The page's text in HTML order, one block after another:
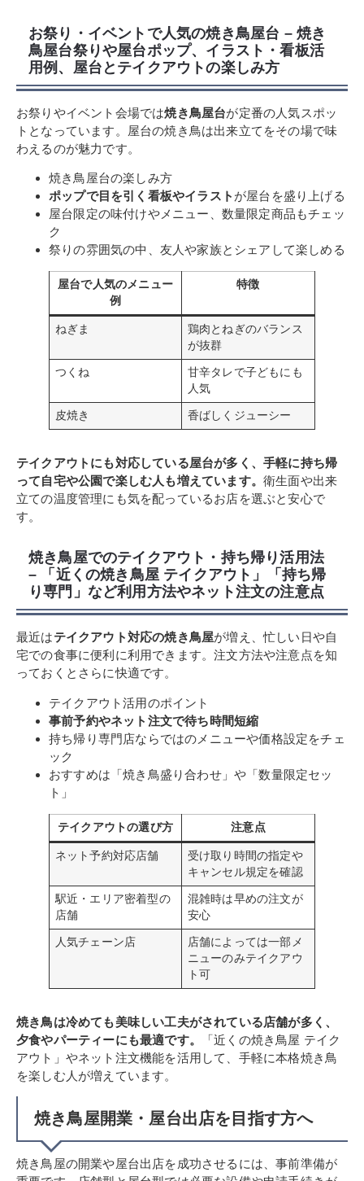
お祭り・イベントで人気の焼き鳥屋台 – 焼き
鳥屋台祭りや屋台ポップ、イラスト・看板活
用例、屋台とテイクアウトの楽しみ方
お祭りやイベント会場では焼き鳥屋台が定番の人気スポッ
トとなっています。屋台の焼き鳥は出来立てをその場で味
わえるのが魅力です。
焼き鳥屋台の楽しみ方
ポップで目を引く看板やイラスト が屋台を盛り上げる
屋台限定の味付けやメニュー、数量限定商品もチェッ
ク
祭りの雰囲気の中、友人や家族とシェアして楽しめる
屋台で人気のメニュー
例
特徴
ねぎま
鶏肉とねぎのバランス
が抜群
つくね
甘辛タレで子どもにも
人気
皮焼き 香ばしくジューシー
テイクアウトにも対応している屋台が多く、手軽に持ち帰
って自宅や公園で楽しむ人も増えています。 衛生面や出来
立ての温度管理にも気を配っているお店を選ぶと安心で
す。
焼き鳥屋でのテイクアウト・持ち帰り活用法
– 「近くの焼き鳥屋 テイクアウト」「持ち帰
り専門」など利用方法やネット注文の注意点
最近はテイクアウト対応の焼き鳥屋が増え、忙しい日や自
宅での食事に便利に利用できます。注文方法や注意点を知
っておくとさらに快適です。
テイクアウト活用のポイント
事前予約やネット注文で待ち時間短縮
持ち帰り専門店ならではのメニューや価格設定をチェ
ック
おすすめは「焼き鳥盛り合わせ」や「数量限定セッ
ト」
テイクアウトの選び方 注意点
ネット予約対応店舗
受け取り時間の指定や
キャンセル規定を確認
駅近・エリア密着型の
店舗
混雑時は早めの注文が
安心
人気チェーン店
店舗によっては一部メ
ニューのみテイクアウ
ト可
焼き鳥は冷めても美味しい工夫がされている店舗が多く、
夕食やパーティーにも最適です。
「近くの焼き鳥屋 テイク
アウト」やネット注文機能を活用して、手軽に本格焼き鳥
を楽しむ人が増えています。
焼き鳥屋開業・屋台出店を目指す方へ
焼き鳥屋の開業や屋台出店を成功させるには、事前準備が